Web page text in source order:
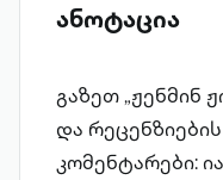
ანოტაცია
გაზეთ „ჟენმინ
და
კომენტარები: